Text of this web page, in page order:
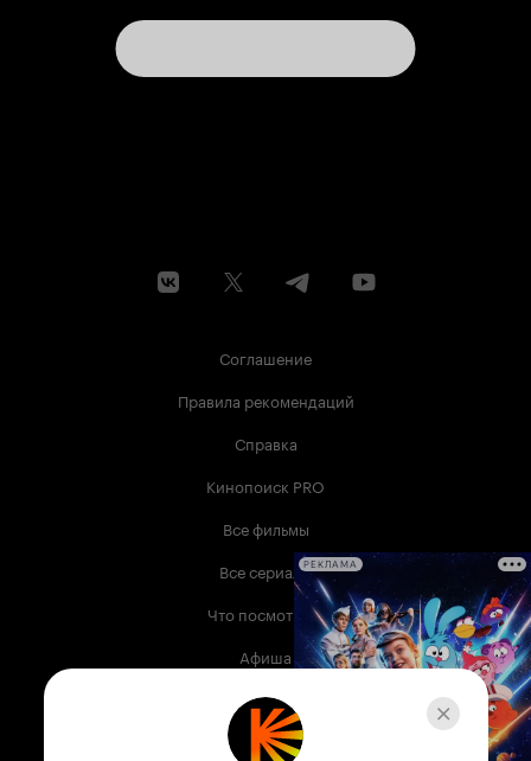
Соглашение
Правила рекомендаций
Справка
Кинопоиск PRO
Все фильмы
Все сериалы
Что посмотреть
Афиша
Музыка
Телепрограмма
РЕКЛАМА